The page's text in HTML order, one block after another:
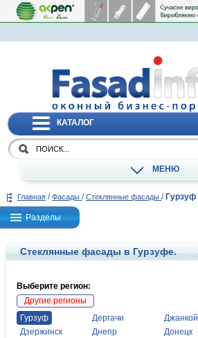
КАТАЛОГ
МЕНЮ
Главная / Фасады / Стеклянные фасады / Гурзуф
Разделы
Стеклянные фасады в Гурзуфе.
Выберите регион:
Другие регионы
Гурзуф
Дергачи
Джанкой
Дзержинск
Днепр
Донецк